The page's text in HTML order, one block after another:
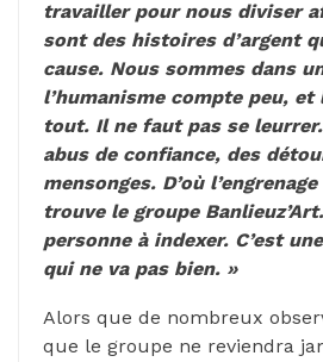
travailler pour nous diviser
sont des histoires d’argent
cause. Nous sommes dans
l’humanisme compte peu, et
tout. Il ne faut pas se
abus de confiance, des
mensonges. D’où
trouve le groupe
personne à indexer. C’est
qui ne va pas bien. »
Alors que de nombreux
que le groupe ne reviendra